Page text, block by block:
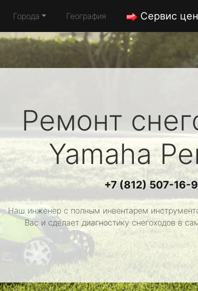
Города География Сервис
Ремонт
Yamaha
+7 (812) 507-16-
Наш инженер с полным инвентарем
Вас и сделает диагностику снегоходов в